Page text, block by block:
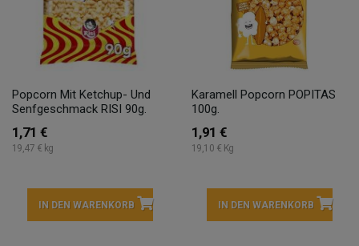
Popcorn Mit Ketchup- Und
Senfgeschmack RISI 90g.
1,71 €
19,47 € kg
IN DEN WARENKORB
Karamell Popcorn POPITAS
100g.
1,91 €
19,10 € Kg
IN DEN WARENKORB